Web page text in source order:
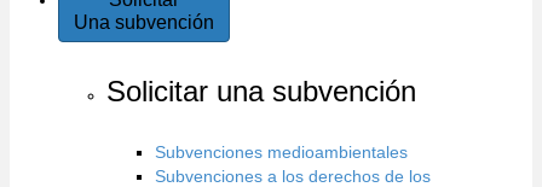
Una subvención
Solicitar una subvención
Subvenciones medioambientales
Subvenciones a los derechos de los